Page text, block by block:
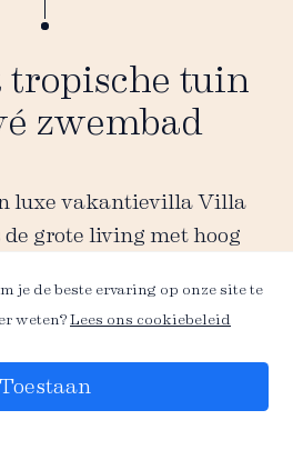
tuin
zwembad
luxe vakantievilla Villa
de grote living met hoog
genieten van het
zwembad van 8x4
tropische tuin. In de
met shutter-ramen
je de beste ervaring op onze site te
weten? Lees ons cookiebeleid
Toestaan